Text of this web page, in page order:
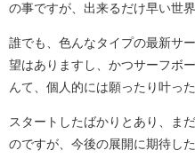
の事ですが、出来るだけ早い世
誰でも、色んなタイプの最新サ
望はありますし、かつサーフボ
んて、個人的には願ったり叶っ
スタートしたばかりとあり、ま
のですが、今後の展開に期待し